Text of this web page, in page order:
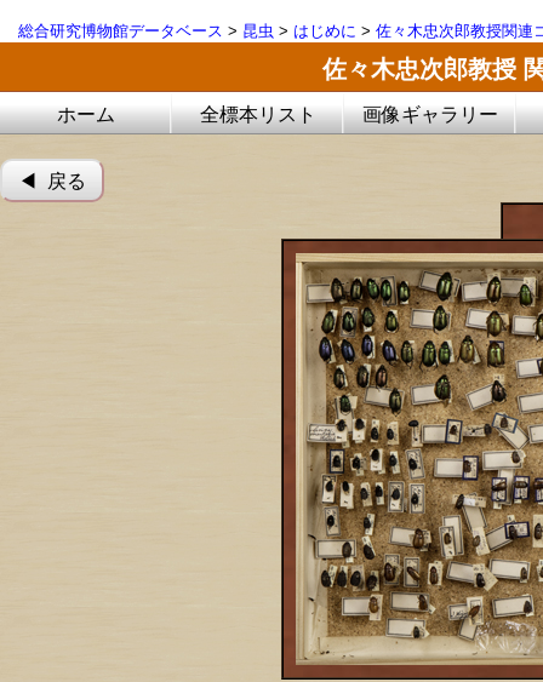
総合研究博物館データベース > 昆虫 > はじめに > 佐々木忠次郎教授関連
佐々木忠次郎教授
ホーム 全標本リスト 画像ギャラリー
◀︎ 戻る